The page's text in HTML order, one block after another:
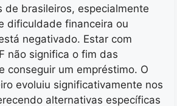
de brasileiros, especialmente
dificuldade financeira ou
negativado. Estar com
não significa o fim das
conseguir um empréstimo. O
evoluiu significativamente nos
alternativas específicas